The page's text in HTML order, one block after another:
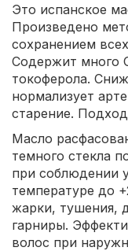
Это испанское
Произведено
сохранением
Содержит много
токоферола.
нормализует
старение.
Масло
темного стекла
при соблюдении
температуре до
жарки, тушения,
гарниры.
волос при